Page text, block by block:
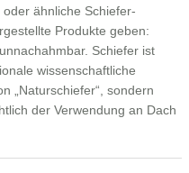
oder ähnliche Schiefer-
Produkte geben:
Schiefer ist
wissenschaftliche
„Naturschiefer“, sondern
der Verwendung an Dach